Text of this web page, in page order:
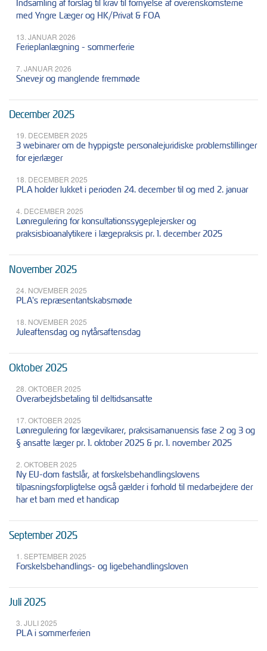
Indsamling af forslag til krav til fornyelse af overenskomsterne
med Yngre Læger og HK/Privat & FOA
13. JANUAR 2026
Ferieplanlægning - sommerferie
7. JANUAR 2026
Snevejr og manglende fremmøde
December 2025
19. DECEMBER 2025
3 webinarer om de hyppigste personalejuridiske problemstillinger
for ejerlæger
18. DECEMBER 2025
PLA holder lukket i perioden 24. december til og med 2. januar
4. DECEMBER 2025
Lønregulering for konsultationssygeplejersker og
praksisbioanalytikere i lægepraksis pr. 1. december 2025
November 2025
24. NOVEMBER 2025
PLA's repræsentantskabsmøde
18. NOVEMBER 2025
Juleaftensdag og nytårsaftensdag
Oktober 2025
28. OKTOBER 2025
Overarbejdsbetaling til deltidsansatte
17. OKTOBER 2025
Lønregulering for lægevikarer, praksisamanuensis fase 2 og 3 og
§ ansatte læger pr. 1. oktober 2025 & pr. 1. november 2025
2. OKTOBER 2025
Ny EU-dom fastslår, at forskelsbehandlingslovens
tilpasningsforpligtelse også gælder i forhold til medarbejdere der
har et barn med et handicap
September 2025
1. SEPTEMBER 2025
Forskelsbehandlings- og ligebehandlingsloven
Juli 2025
3. JULI 2025
PLA i sommerferien